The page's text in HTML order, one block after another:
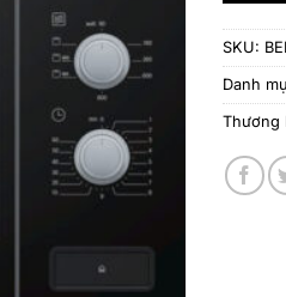
SKU:
Danh
Thương